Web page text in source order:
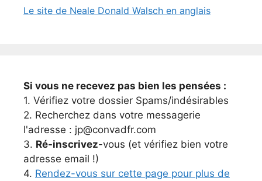
Le site de Neale Donald Walsch en anglais
Si vous ne recevez pas bien les pensées :
1. Vérifiez votre dossier Spams/indésirables
2. Recherchez dans votre messagerie
l'adresse : jp@convadfr.com
3. Ré-inscrivez-vous (et vérifiez bien votre
adresse email !)
4. Rendez-vous sur cette page pour plus de